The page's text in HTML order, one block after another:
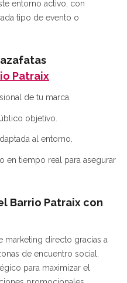
entorno activo, con
tipo de evento o
Patraix
de tu marca.
objetivo.
al entorno.
en tiempo real para asegurar
Barrio Patraix con
marketing directo gracias a
de encuentro social.
para maximizar el